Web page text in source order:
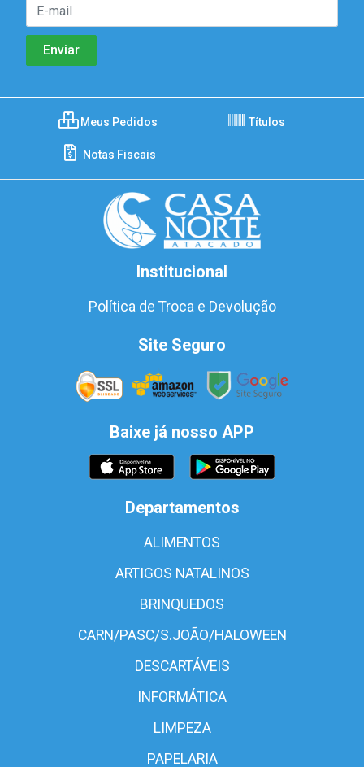
Meus Pedidos Títulos
Notas Fiscais
Institucional
Política de Troca e Devolução
Site Seguro
Baixe já nosso APP
Departamentos
ALIMENTOS
ARTIGOS NATALINOS
BRINQUEDOS
CARN/PASC/S.JOÃO/HALOWEEN
DESCARTÁVEIS
INFORMÁTICA
LIMPEZA
PAPELARIA